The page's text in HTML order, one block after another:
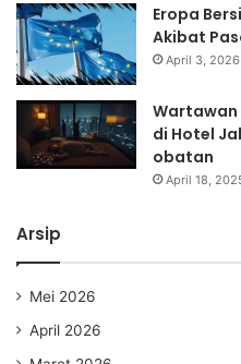
Eropa
Akibat
April 3, 2026
Wartawan
di Hotel
obatan
April 18,
Arsip
Mei 2026
April 2026